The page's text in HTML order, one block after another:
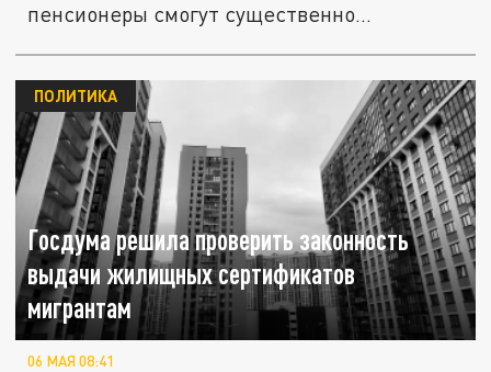
пенсионеры смогут существенно...
Госдума решила проверить законность
выдачи жилищных сертификатов
мигрантам
ПОЛИТИКА
06 МАЯ 08:41